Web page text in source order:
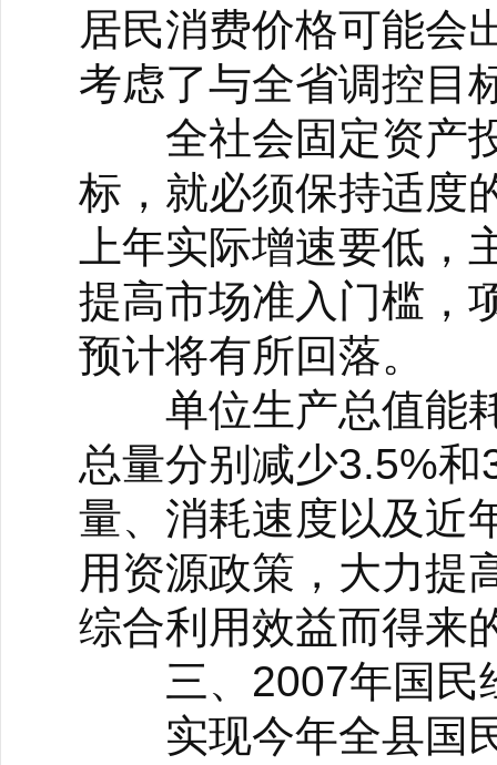
居民消费价格可能会
考虑了与全省调控目
全社会固定资产投
标，就必须保持适度
上年实际增速要低
提高市场准入门槛，
预计将有所回落。
单位生产总值能耗
总量分别减少3.5%
量、消耗速度以及近
用资源政策，大力提
综合利用效益而得来
三、2007年国民
实现今年全县国民